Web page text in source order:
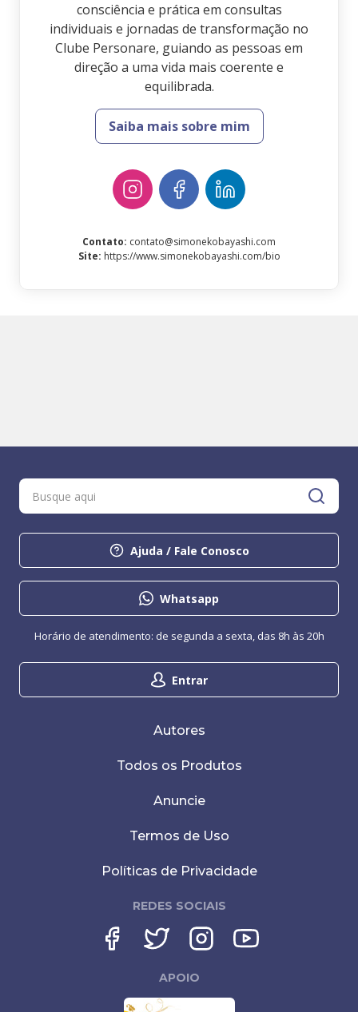
consciência e prática em consultas
individuais e jornadas de transformação no
Clube Personare, guiando as pessoas em
direção a uma vida mais coerente e
equilibrada.
Saiba mais sobre mim
Contato: contato@simonekobayashi.com
Site: https://www.simonekobayashi.com/bio
Ajuda / Fale Conosco
Whatsapp
Entrar
Horário de atendimento: de segunda a sexta, das 8h às 20h
Autores
Todos os Produtos
Anuncie
Termos de Uso
Políticas de Privacidade
REDES SOCIAIS
APOIO